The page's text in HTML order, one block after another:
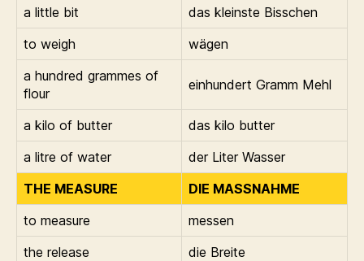
a little bit
das kleinste Bisschen
to weigh
wägen
a hundred grammes of
flour
einhundert Gramm Mehl
a kilo of butter
das kilo butter
a litre of water
der Liter Wasser
THE MEASURE
DIE MASSNAHME
to measure
messen
the release
die Breite